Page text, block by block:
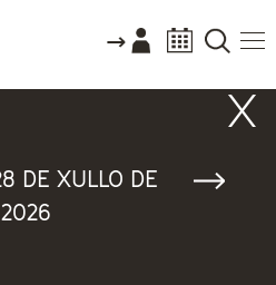
DE XULLO DE
2026